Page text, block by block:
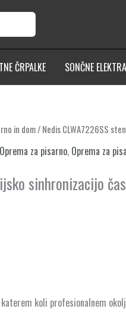
ČRPALKE SONČNE
in dom/ Nedis CLWA7226SS
Oprema za pisarno, Oprema za
sinhronizacijo
koli profesionalnem